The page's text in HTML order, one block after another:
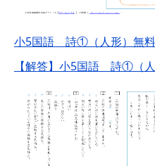
小5国語 詩①（人形）無
【解答】小5国語 詩①（